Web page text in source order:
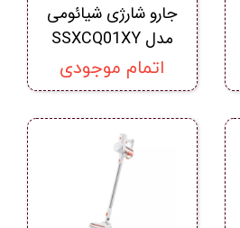
جارو شارژی شیائومی
مدل SSXCQ01XY
اتمام موجودی